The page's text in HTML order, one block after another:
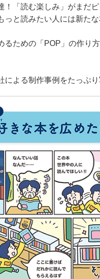
！「読む楽しみ」がまだ
っと読みたい人には新た
るための「POP」の作り
による制作事例をたっぷ